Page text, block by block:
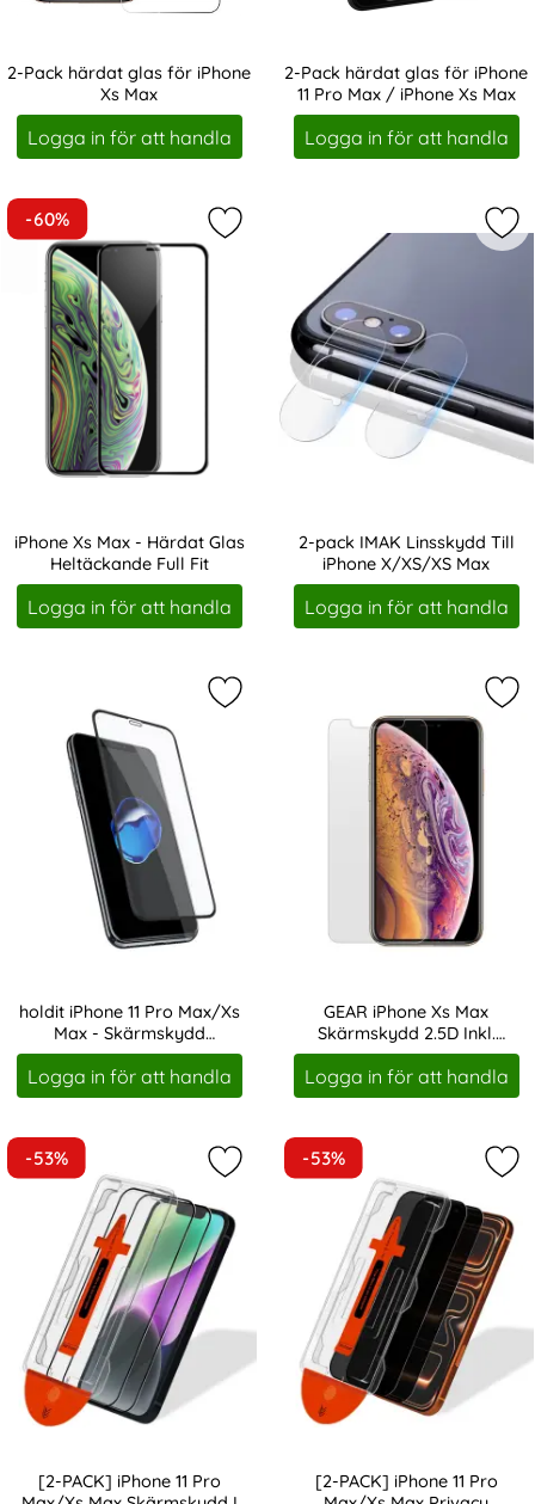
2-Pack härdat glas för iPhone
Xs Max
Art. nr 1098
Logga in för att handla
2-Pack härdat glas för iPhone
11 Pro Max / iPhone Xs Max
Art. nr 1103
Logga in för att handla
-60%
iPhone Xs Max - Härdat Glas
Heltäckande Full Fit
Art. nr 8368
Logga in för att handla
Markera iPhone Xs Max - Härdat
2-pack IMAK Linsskydd Till
iPhone X/XS/XS Max
Art. nr 11049
Logga in för att handla
holdit iPhone 11 Pro Max/Xs
Max - Skärmskydd
Heltäckande Svart Ram
Art. nr 19182
Logga in för att handla
Markera holdit iPhone 11 Pro
GEAR iPhone Xs Max
Skärmskydd 2.5D Inkl.
Monteringsram
Art. nr 208334
Logga in för att handla
-53%
[2-PACK] iPhone 11 Pro
Markera [2-PACK] iPhone 11 Pro
-53%
[2-PACK] iPhone 11 Pro